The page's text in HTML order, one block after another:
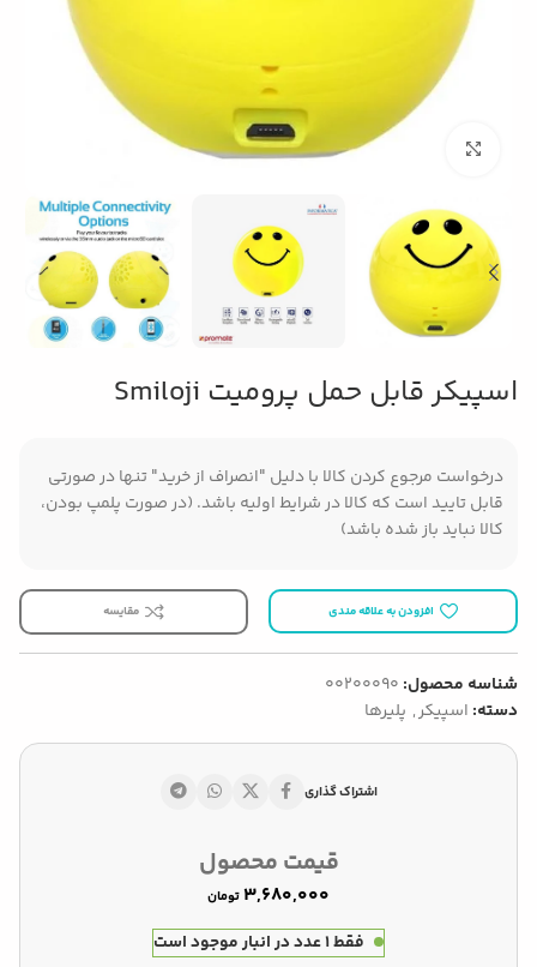
بزرگنمایی تصویر
اسپیکر قابل حمل پرومیت Smiloji
درخواست مرجوع کردن کالا با دلیل "انصراف از خرید" تنها در صورتی
قابل تایید است که کالا در شرایط اولیه باشد. (در صورت پلمپ بودن،
کالا نباید باز شده باشد)
افزودن به علاقه مندی مقایسه
شناسه محصول: 00200090
دسته: اسپیکر, پلیرها
اشتراک گذاری
قیمت محصول
تومان
فقط 1 عدد در انبار موجود است